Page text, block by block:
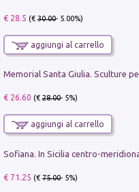
€ 28.5 (€30.00- 5.00%)
aggiungi al carrello
€ 26.60 (€28.00- 5%)
aggiungi al carrello
€ 71.25 (€75.00- 5%)